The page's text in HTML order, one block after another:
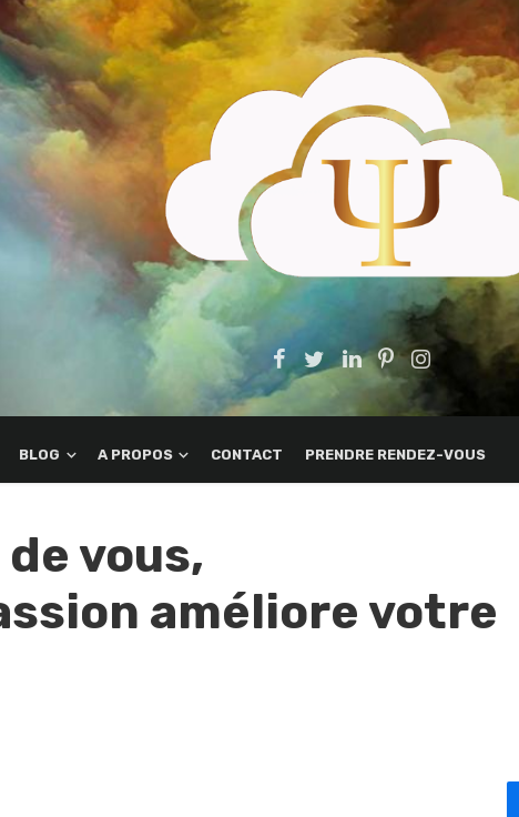
BLOG A PROPOS CONTACT PRENDRE RENDEZ-VOUS
vous,
améliore votre